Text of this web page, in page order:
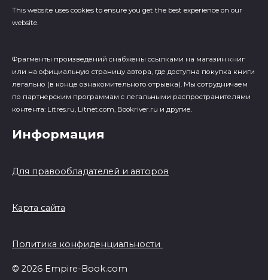
This website uses cookies to ensure you get the best experience on our
website.
Фрагменты произведений cнабжены ссылками на магазин книг
или на официальную страницу автора, где доступна покупка книги
легально (в конце ознакомительного отрывка). Мы сотрудничаем
по партнерским программам с легальными распространителями
контента: Litres.ru, Litnet.com, Bookriver.ru и другие.
Информация
Для правообладателей и авторов
Карта сайта
Политика конфиденциальности
© 2026 Empire-Book.com